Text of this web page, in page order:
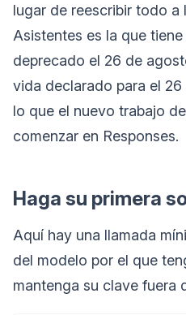
lugar de reescribir todo a
Asistentes es la que
deprecado el 26 de
vida declarado para el
lo que el nuevo trabajo
comenzar en Responses.
Haga su primera
Aquí hay una llamada
del modelo por el que
mantenga su clave fuera